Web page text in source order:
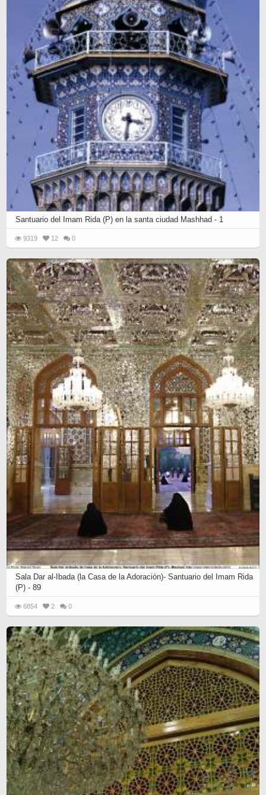
Santuario del Imam Rida (P) en la santa ciudad Mashhad - 1
9319 12 0
Sala Dar al-Ibada (la Casa de la Adoración)- Santuario del Imam Rida
(P) - 89
6854 2 0